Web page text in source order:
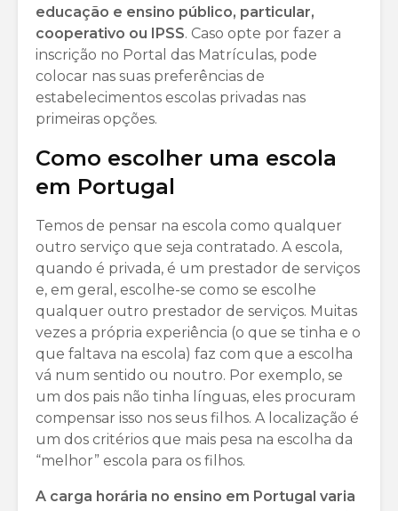
educação e ensino público, particular,
cooperativo ou IPSS. Caso opte por fazer a
inscrição no Portal das Matrículas, pode
colocar nas suas preferências de
estabelecimentos escolas privadas nas
primeiras opções.
Como escolher uma escola
em Portugal
Temos de pensar na escola como qualquer
outro serviço que seja contratado. A escola,
quando é privada, é um prestador de serviços
e, em geral, escolhe-se como se escolhe
qualquer outro prestador de serviços. Muitas
vezes a própria experiência (o que se tinha e o
que faltava na escola) faz com que a escolha
vá num sentido ou noutro. Por exemplo, se
um dos pais não tinha línguas, eles procuram
compensar isso nos seus filhos. A localização é
um dos critérios que mais pesa na escolha da
“melhor” escola para os filhos.
A carga horária no ensino em Portugal varia